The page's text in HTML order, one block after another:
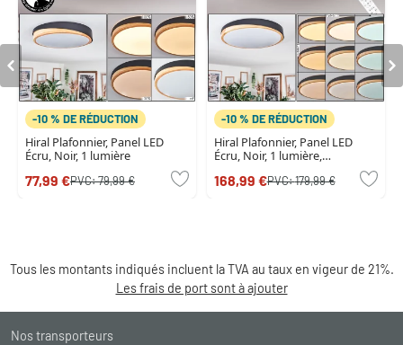
-10 % DE RÉDUCTION
Hiral Plafonnier, Panel LED
Écru, Noir, 1 lumière
77,99 €PVC:79,99 €
-10 % DE RÉDUCTION
Hiral Plafonnier, Panel LED
Écru, Noir, 1 lumière,
168,99 €PVC:179,99 €
Tous les montants indiqués incluent la TVA au taux en vigeur de 21%.
Les frais de port sont à ajouter
Nos transporteurs